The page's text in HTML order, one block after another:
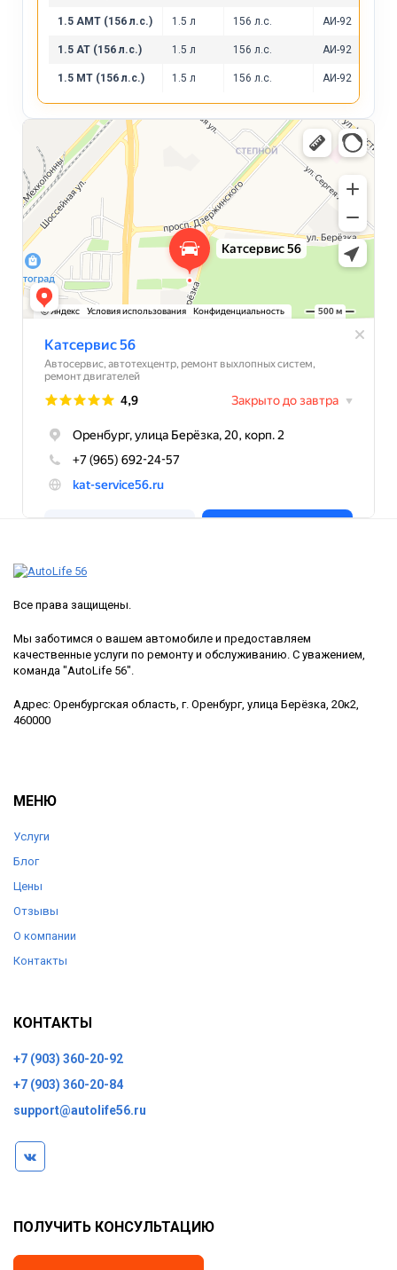
1.5 AMT (156 л.с.) 1.5 л 156 л.с. АИ-92
1.5 AT (156 л.с.) 1.5 л 156 л.с. АИ-92
1.5 MT (156 л.с.) 1.5 л 156 л.с. АИ-92
Все права защищены.
Мы заботимся о вашем автомобиле и предоставляем
качественные услуги по ремонту и обслуживанию. С уважением,
команда "AutoLife 56".
Адрес: Оренбургская область, г. Оренбург, улица Берёзка, 20к2,
460000
МЕНЮ
Услуги
Блог
Цены
Отзывы
О компании
Контакты
КОНТАКТЫ
+7 (903) 360-20-92
+7 (903) 360-20-84
support@autolife56.ru
ПОЛУЧИТЬ КОНСУЛЬТАЦИЮ